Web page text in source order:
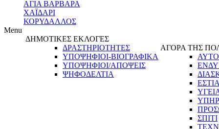
ΑΓΙΑ ΒΑΡΒΑΡΑ
ΧΑΪΔΑΡΙ
ΚΟΡΥΔΑΛΛΟΣ
Menu
ΔΗΜΟΤΙΚΕΣ ΕΚΛΟΓΕΣ
ΔΡΑΣΤΗΡΙΟΤΗΤΕΣ
ΥΠΟΨΗΦΙΟΙ-ΒΙΟΓΡΑΦΙΚΑ
ΥΠΟΨΗΦΙΟΙ/ΑΠΟΨΕΙΣ
ΨΗΦΟΔΕΛΤΙΑ
ΑΓΟΡΑ ΤΗΣ
ΣΠΙΤΙ